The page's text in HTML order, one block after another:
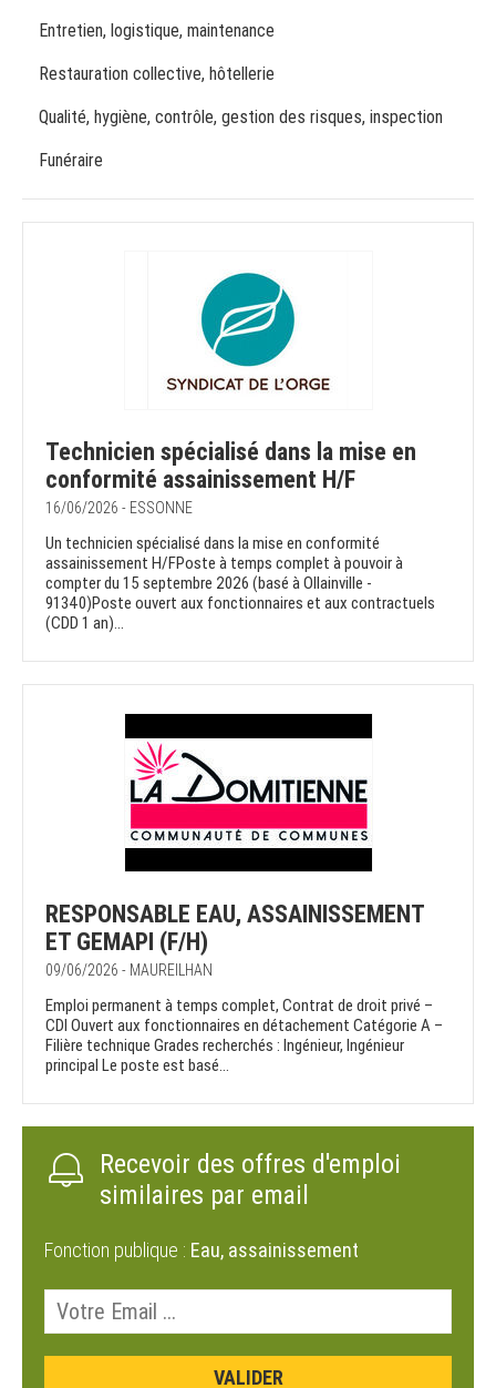
Entretien, logistique, maintenance
Restauration collective, hôtellerie
Qualité, hygiène, contrôle, gestion des risques, inspection
Funéraire
Technicien spécialisé dans la mise en
conformité assainissement H/F
16/06/2026 - ESSONNE
Un technicien spécialisé dans la mise en conformité
assainissement H/FPoste à temps complet à pouvoir à
compter du 15 septembre 2026 (basé à Ollainville -
91340)Poste ouvert aux fonctionnaires et aux contractuels
(CDD 1 an)...
RESPONSABLE EAU, ASSAINISSEMENT
ET GEMAPI (F/H)
09/06/2026 - MAUREILHAN
Emploi permanent à temps complet, Contrat de droit privé –
CDI Ouvert aux fonctionnaires en détachement Catégorie A –
Filière technique Grades recherchés : Ingénieur, Ingénieur
principal Le poste est basé...
Recevoir des offres d'emploi
similaires par email
Fonction publique : Eau, assainissement